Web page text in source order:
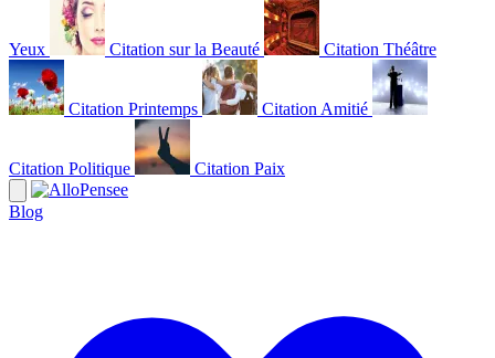
Yeux Citation sur la Beauté Citation Théâtre
Citation Printemps Citation Amitié
Citation Politique Citation Paix
Blog